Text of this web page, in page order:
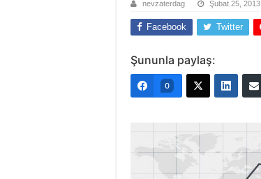
nevzaterdag Şubat 25, 2013
Facebook Twitter
Şununla paylaş:
0